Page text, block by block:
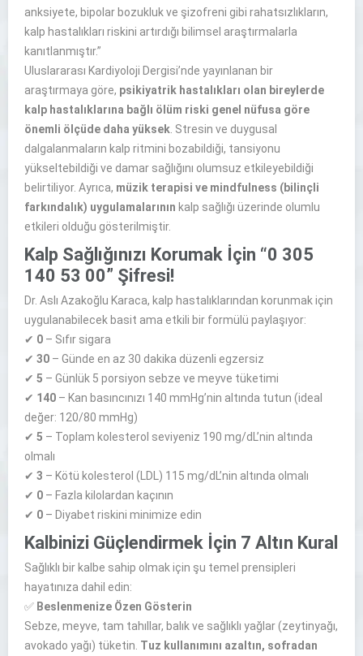
anksiyete, bipolar bozukluk ve şizofreni gibi rahatsızlıkların,
kalp hastalıkları riskini artırdığı bilimsel araştırmalarla
kanıtlanmıştır.”
Uluslararası Kardiyoloji Dergisi’nde yayınlanan bir
araştırmaya göre, psikiyatrik hastalıkları olan bireylerde
kalp hastalıklarına bağlı ölüm riski genel nüfusa göre
önemli ölçüde daha yüksek . Stresin ve duygusal
dalgalanmaların kalp ritmini bozabildiği, tansiyonu
yükseltebildiği ve damar sağlığını olumsuz etkileyebildiği
belirtiliyor. Ayrıca, müzik terapisi ve mindfulness (bilinçli
farkındalık) uygulamalarının kalp sağlığı üzerinde olumlu
etkileri olduğu gösterilmiştir.
Kalp Sağlığınızı Korumak İçin “0 305
140 53 00” Şifresi!
Dr. Aslı Azakoğlu Karaca, kalp hastalıklarından korunmak için
uygulanabilecek basit ama etkili bir formülü paylaşıyor:
✔ 0 – Sıfır sigara
✔ 30 – Günde en az 30 dakika düzenli egzersiz
✔ 5 – Günlük 5 porsiyon sebze ve meyve tüketimi
✔ 140 – Kan basıncınızı 140 mmHg’nin altında tutun (ideal
değer: 120/80 mmHg)
✔ 5 – Toplam kolesterol seviyeniz 190 mg/dL’nin altında
olmalı
✔ 3 – Kötü kolesterol (LDL) 115 mg/dL’nin altında olmalı
✔ 0 – Fazla kilolardan kaçının
✔ 0 – Diyabet riskini minimize edin
Kalbinizi Güçlendirmek İçin 7 Altın Kural
Sağlıklı bir kalbe sahip olmak için şu temel prensipleri
hayatınıza dahil edin:
✅ Beslenmenize Özen Gösterin
Sebze, meyve, tam tahıllar, balık ve sağlıklı yağlar (zeytinyağı,
avokado yağı) tüketin. Tuz kullanımını azaltın, sofradan